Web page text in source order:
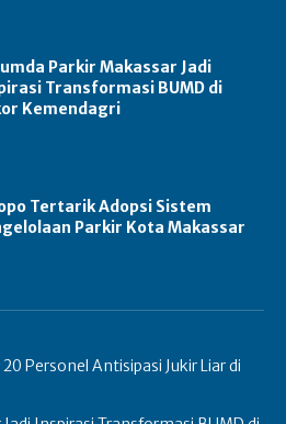
Parkir Makassar Jadi
Transformasi BUMD di
Kemendagri
Tertarik Adopsi Sistem
Parkir Kota Makassar
Personel Antisipasi Jukir Liar di